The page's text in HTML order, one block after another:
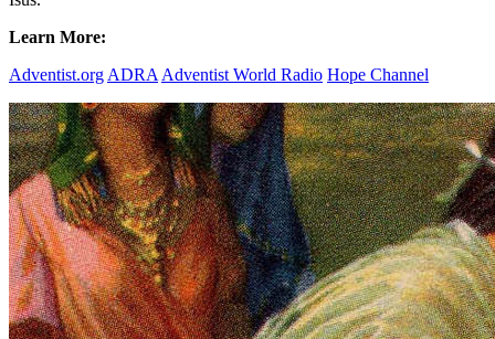
Learn More:
Adventist.org ADRA Adventist World Radio Hope Channel